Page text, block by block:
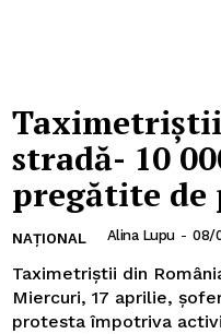
Utile
stradă- 10
pregătite de
NAȚIONAL Alina Lupu - 08/
Taximetriștii din
Miercuri, 17 aprilie,
protesta împotriva